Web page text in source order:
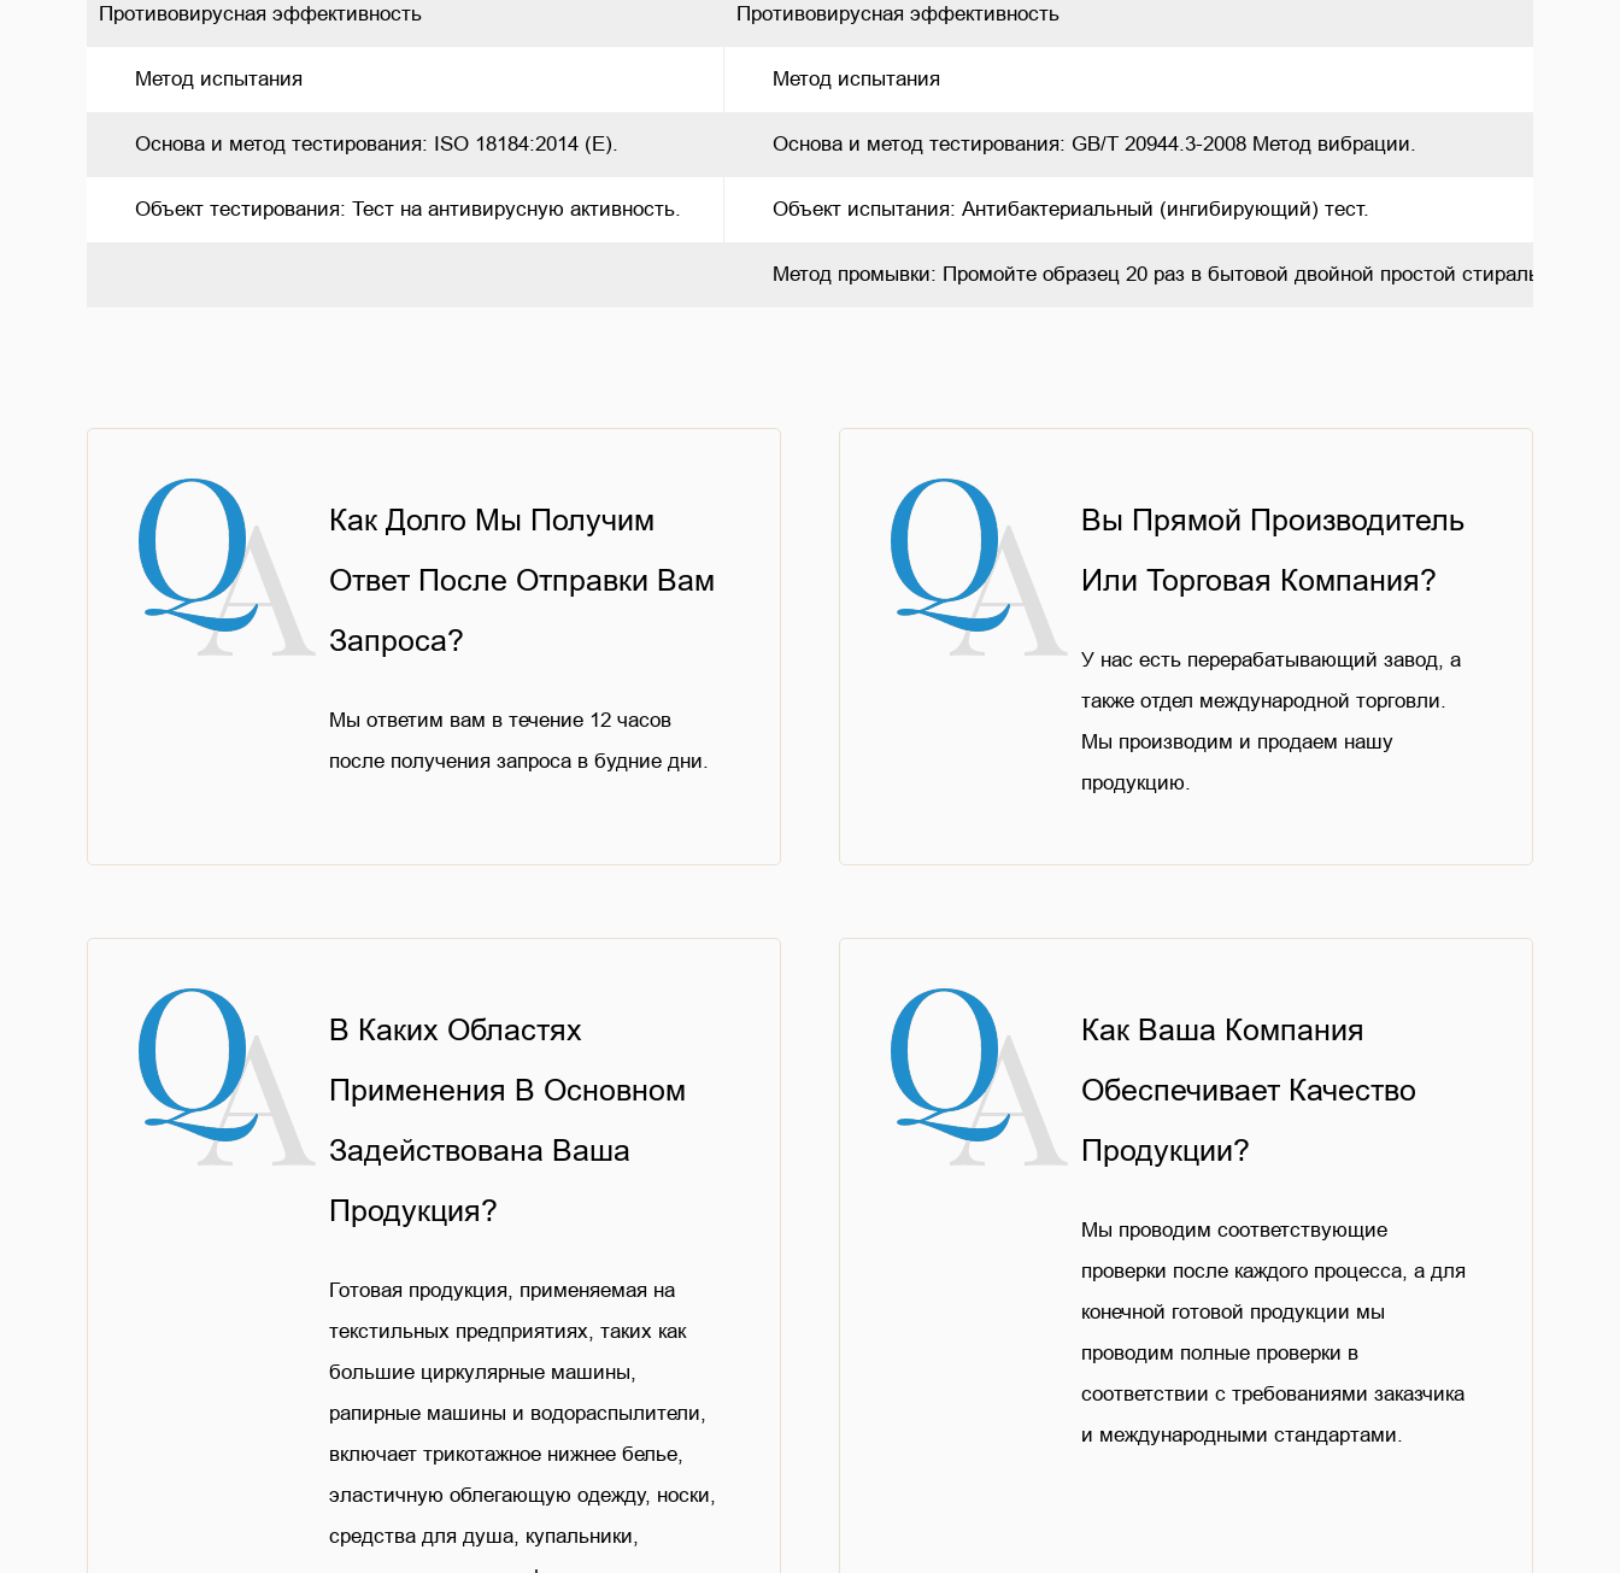
Противовирусная эффективность Противовирусная эффективность
      Метод испытания
      Метод испытания
      Основа и метод тестирования: ISO 18184:2014 (E).
      Основа и метод тестирования: GB/T 20944.3-2008 Метод вибрации.
      Объект тестирования: Тест на антивирусную активность.
      Объект испытания: Антибактериальный (ингибирующий) тест.
Метод промывки: Промойте образец 20 раз в бытовой двойной простой стиральной
Как Долго Мы Получим
Ответ После Отправки Вам
Запроса?
Мы ответим вам в течение 12 часов
после получения запроса в будние дни.
Вы Прямой Производитель
Или Торговая Компания?
У нас есть перерабатывающий завод, а
также отдел международной торговли.
Мы производим и продаем нашу
продукцию.
В Каких Областях
Применения В Основном
Задействована Ваша
Продукция?
Готовая продукция, применяемая на
текстильных предприятиях, таких как
большие циркулярные машины,
рапирные машины и водораспылители,
включает трикотажное нижнее белье,
эластичную облегающую одежду, носки,
средства для душа, купальники,
Как Ваша Компания
Обеспечивает Качество
Продукции?
Мы проводим соответствующие
проверки после каждого процесса, а для
конечной готовой продукции мы
проводим полные проверки в
соответствии с требованиями заказчика
и международными стандартами.